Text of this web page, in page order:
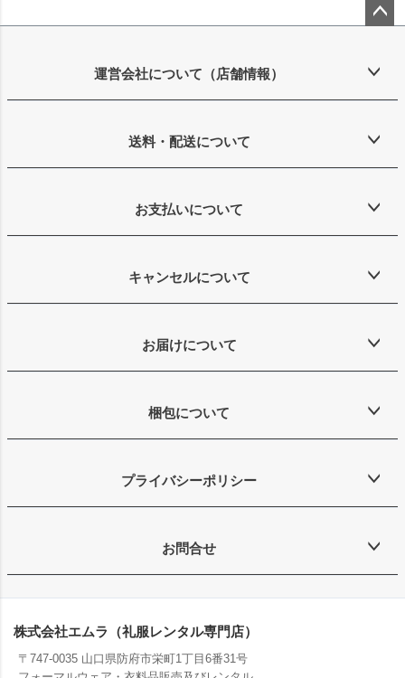
ップ
運営会社について（店舗情報）
送料・配送について
お支払いについて
キャンセルについて
お届けについて
梱包について
プライバシーポリシー
お問合せ
株式会社エムラ（礼服レンタル専門店）
〒747-0035 山口県防府市栄町1丁目6番31号